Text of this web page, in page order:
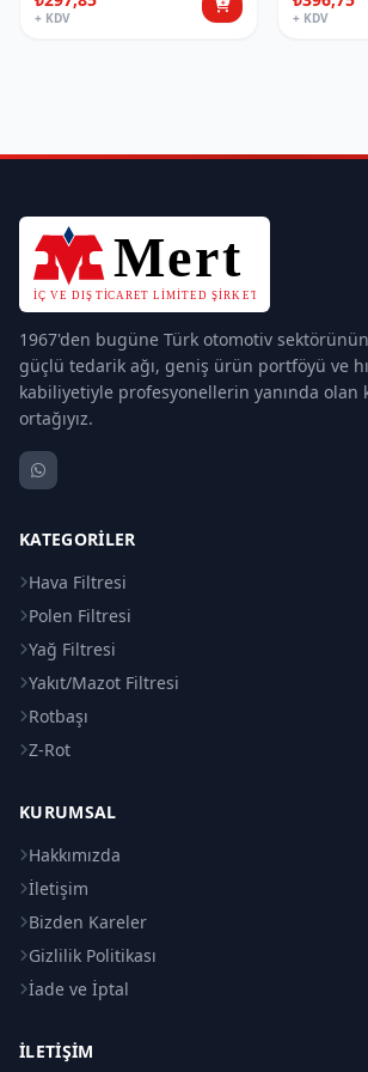
+ KDV + KDV
1967'den bugüne Türk otomotiv
güçlü tedarik ağı, geniş ürün portföyü ve
kabiliyetiyle profesyonellerin yanında olan
ortağıyız.
KATEGORILER
Hava Filtresi
Polen Filtresi
Yağ Filtresi
Yakıt/Mazot Filtresi
Rotbaşı
Z-Rot
KURUMSAL
Hakkımızda
İletişim
Bizden Kareler
Gizlilik Politikası
İade ve İptal
İLETIŞIM